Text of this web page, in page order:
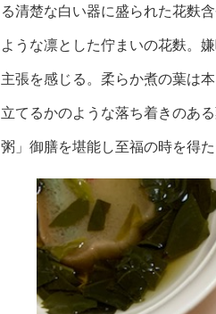
る清楚な白い器に盛られた花麩
ような凛とした佇まいの花麩。
主張を感じる。柔らか煮の葉は
立てるかのような落ち着きのあ
粥」御膳を堪能し至福の時を得